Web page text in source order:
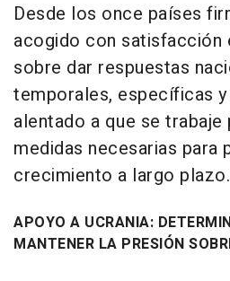
Desde los once países
acogido con satisfacción
sobre dar respuestas
temporales, específicas
alentado a que se
medidas necesarias para
crecimiento a largo plazo.
APOYO A UCRANIA:
MANTENER LA PRESIÓN